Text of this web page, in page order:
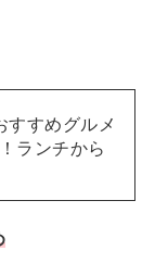
すすめグルメ
ランチから